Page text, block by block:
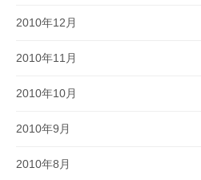
2010年12月
2010年11月
2010年10月
2010年9月
2010年8月